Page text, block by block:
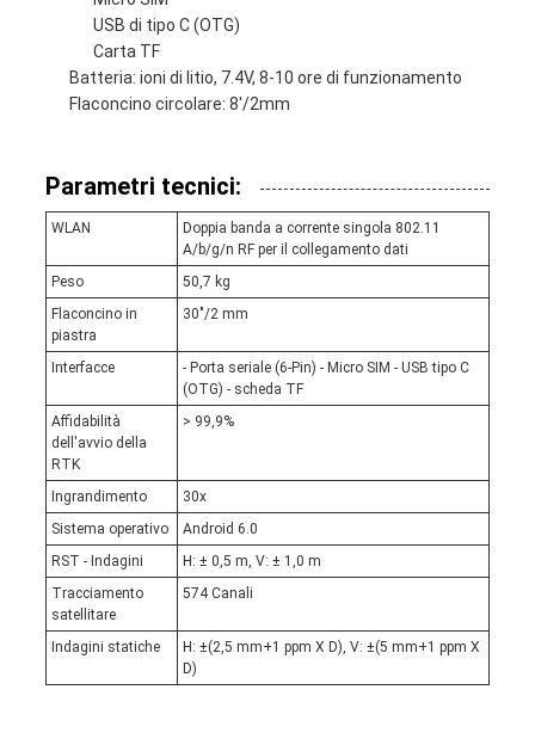
USB di tipo C (OTG)
Carta TF
Batteria: ioni di litio, 7.4V, 8-10 ore di funzionamento
Flaconcino circolare: 8'/2mm
Parametri tecnici:
WLAN
Doppia banda a corrente singola 802.11
A/b/g/n RF per il collegamento dati
Peso
50,7 kg
Flaconcino in
piastra
30"/2 mm
Interfacce
- Porta seriale (6-Pin) - Micro SIM - USB tipo C
(OTG) - scheda TF
Affidabilità
dell'avvio della
RTK
> 99,9%
Ingrandimento
30x
Sistema operativo
Android 6.0
RST - Indagini
H: ± 0,5 m, V: ± 1,0 m
Tracciamento
satellitare
574 Canali
Indagini statiche
H: ±(2,5 mm+1 ppm X D), V: ±(5 mm+1 ppm X
D)